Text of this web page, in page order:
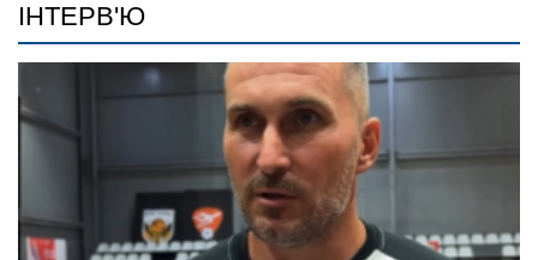
ІНТЕРВ'Ю